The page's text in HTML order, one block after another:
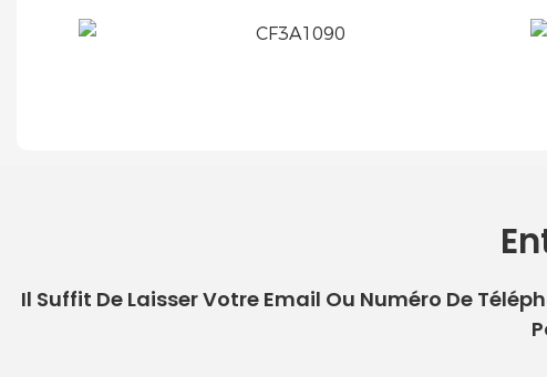
Il Suffit De Laisser Votre Email Ou Numéro De